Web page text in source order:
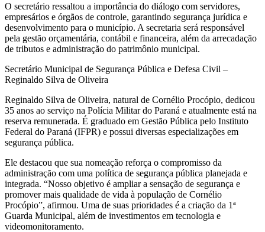
O secretário ressaltou a importância do diálogo com servidores,
empresários e órgãos de controle, garantindo segurança jurídica e
desenvolvimento para o município. A secretaria será responsável
pela gestão orçamentária, contábil e financeira, além da arrecadação
de tributos e administração do patrimônio municipal.
Secretário Municipal de Segurança Pública e Defesa Civil –
Reginaldo Silva de Oliveira
Reginaldo Silva de Oliveira, natural de Cornélio Procópio, dedicou
35 anos ao serviço na Polícia Militar do Paraná e atualmente está na
reserva remunerada. É graduado em Gestão Pública pelo Instituto
Federal do Paraná (IFPR) e possui diversas especializações em
segurança pública.
Ele destacou que sua nomeação reforça o compromisso da
administração com uma política de segurança pública planejada e
integrada. “Nosso objetivo é ampliar a sensação de segurança e
promover mais qualidade de vida à população de Cornélio
Procópio”, afirmou. Uma de suas prioridades é a criação da 1ª
Guarda Municipal, além de investimentos em tecnologia e
videomonitoramento.